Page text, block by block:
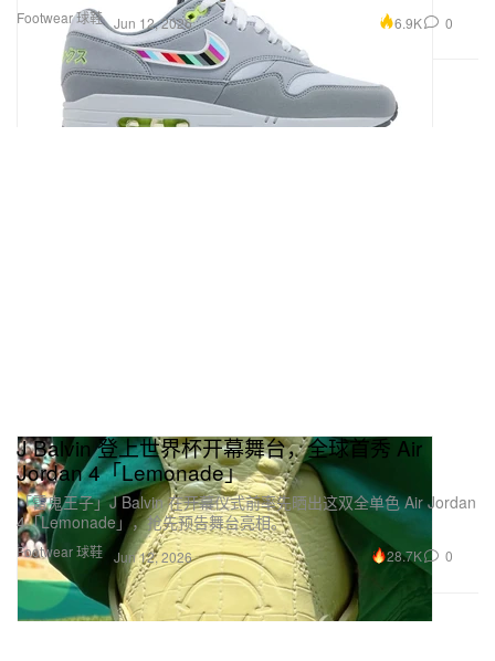
Footwear 球鞋 Jun 12, 2026 6.9K 0
Footwear 球鞋
J Balvin 登上世界杯开幕舞台，全球首秀 Air
Jordan 4「Lemonade」
「雷鬼王子」J Balvin 在开幕仪式前率先晒出这双全单色 Air Jordan
4「Lemonade」，抢先预告舞台亮相。
Jun 12, 2026 28.7K 0